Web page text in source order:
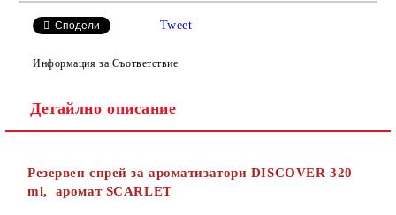
Ние ще се свържем с вас в рамките на работния ден.
Сподели Tweet
Информация за Съответствие
Детайлно описание
Резервен спрей за ароматизатори DISCOVER 320
ml, аромат SCARLET